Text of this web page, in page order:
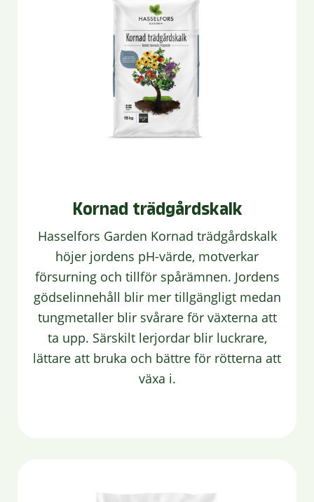
Kornad trädgårdskalk
Hasselfors Garden Kornad trädgårdskalk
höjer jordens pH-värde, motverkar
försurning och tillför spårämnen. Jordens
gödselinnehåll blir mer tillgängligt medan
tungmetaller blir svårare för växterna att
ta upp. Särskilt lerjordar blir luckrare,
lättare att bruka och bättre för rötterna att
växa i.